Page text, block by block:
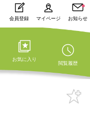
お知らせ
マイページ
会員登録
お気に入り
閲覧履歴